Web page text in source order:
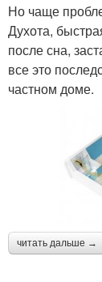
Но чаще
Духота,
после сна,
все это
частном доме.
читать дальше →